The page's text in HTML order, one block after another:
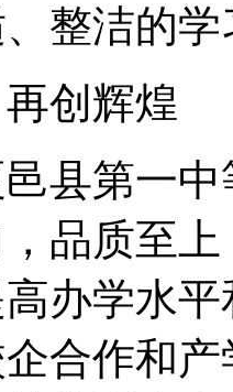
整洁的
再创辉煌
县第一
品质至
办学水
合作和